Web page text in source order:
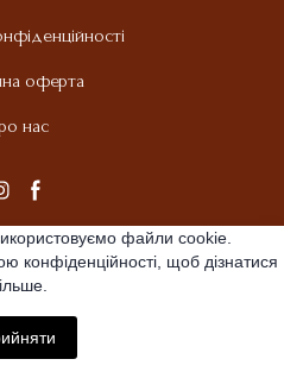
оферта
нас
Reserved
файли cookie.
конфіденційності, щоб дізнатися